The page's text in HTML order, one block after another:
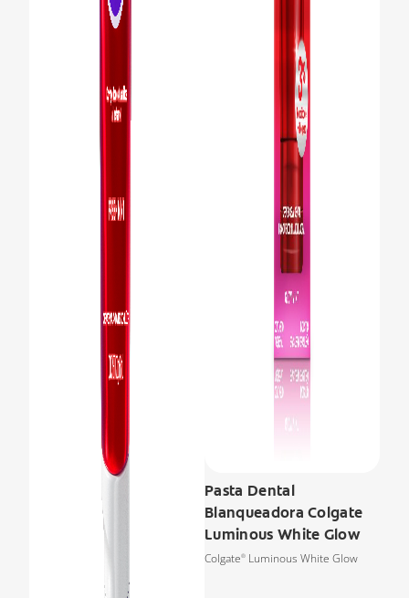
Pasta Dental
Blanqueadora Colgate
Luminous White Glow
Colgate® Luminous White Glow